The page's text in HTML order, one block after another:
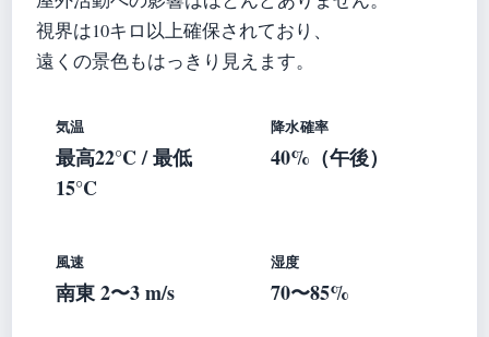
視界は10キロ以上確保されており、
遠くの景色もはっきり見えます。
気温
最高22°C / 最低
15°C
降水確率
40%（午後）
風速
南東 2〜3 m/s
湿度
70〜85%